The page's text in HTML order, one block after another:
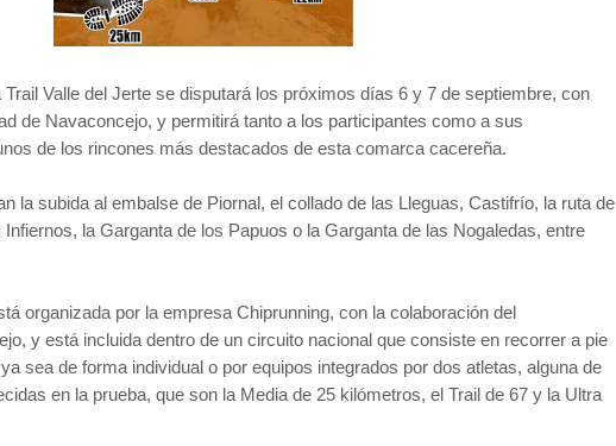
Valle del Jerte se disputará los próximos días 6 y 7 de septiembre, con
de Navaconcejo, y permitirá tanto a los participantes como a sus
de los rincones más destacados de esta comarca cacereña.
la subida al embalse de Piornal, el collado de las Lleguas, Castifrío, la ruta de
la Garganta de los Papuos o la Garganta de las Nogaledas, entre
organizada por la empresa Chiprunning, con la colaboración del
y está incluida dentro de un circuito nacional que consiste en recorrer a pie
sea de forma individual o por equipos integrados por dos atletas, alguna de
en la prueba, que son la Media de 25 kilómetros, el Trail de 67 y la Ultra